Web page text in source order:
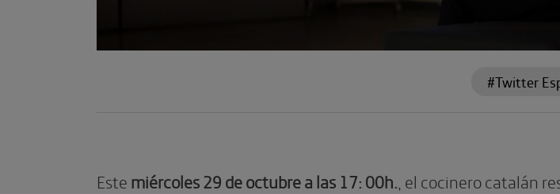
#Twitter
Estemiércoles 29 de octubre a las 17: 00h. , el cocinero catalán